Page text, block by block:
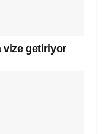
vize getiriyor